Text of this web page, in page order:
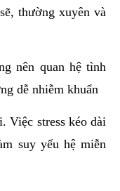
thường xuyên và
nên quan hệ tình
dễ nhiễm khuẩn
Việc stress kéo dài
suy yếu hệ miễn